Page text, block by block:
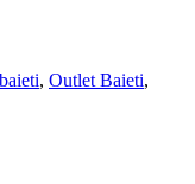
, Outlet Baieti,